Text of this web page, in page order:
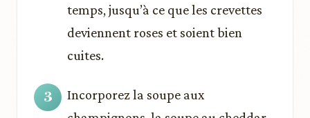
temps, jusqu’à ce que les crevettes
deviennent roses et soient bien
cuites.
Incorporez la soupe aux